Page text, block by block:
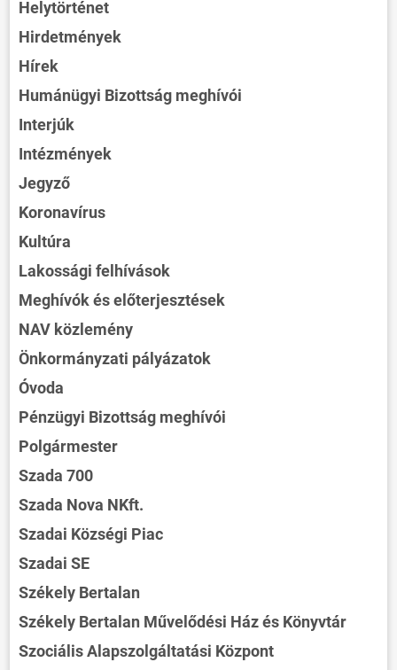
Helytörténet
Hirdetmények
Hírek
Humánügyi Bizottság meghívói
Interjúk
Intézmények
Jegyző
Koronavírus
Kultúra
Lakossági felhívások
Meghívók és előterjesztések
NAV közlemény
Önkormányzati pályázatok
Óvoda
Pénzügyi Bizottság meghívói
Polgármester
Szada 700
Szada Nova NKft.
Szadai Községi Piac
Szadai SE
Székely Bertalan
Székely Bertalan Művelődési Ház és Könyvtár
Szociális Alapszolgáltatási Központ